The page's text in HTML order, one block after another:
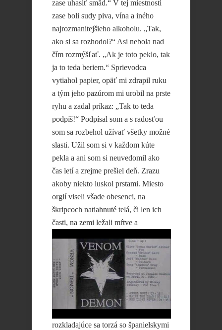
zase uhasiť smäd.“ V tej miestnosti
zase boli sudy piva, vína a iného
najrozmanitejšieho alkoholu. „Tak,
ako si sa rozhodol?“ Asi nebola nad
čím rozmýšľať. „Ak je toto peklo, tak
ja to teda beriem.“ Sprievodca
vytiahol papier, opäť mi zdrapil ruku
a tým jeho pazúrom mi urobil na prste
ryhu a zadal príkaz: „Tak to teda
podpíš!“ Podpísal som a s radosťou
som sa rozbehol užívať všetky možné
slasti. Užil som si v každom kúte
pekla a ani som si neuvedomil ako
čas letí a zrejme prešiel deň. Zrazu
akoby niekto luskol prstami. Miesto
orgií viseli všade obesenci, na
škripcoch natiahnuté telá, či len ich
časti, na zemi ležali mŕtve a
rozkladajúce sa torzá so španielskymi